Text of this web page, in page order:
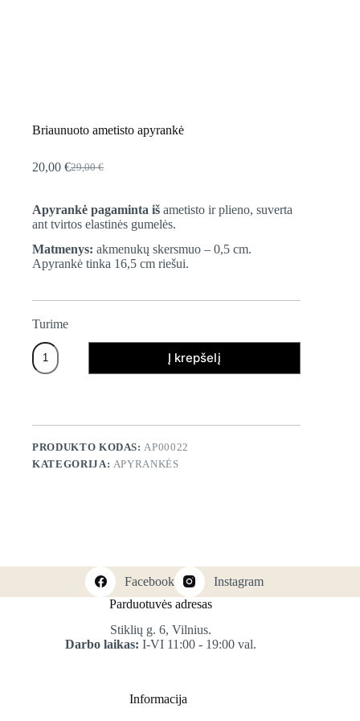
Briaunuoto ametisto apyrankė
29,00€
Original
was:
29,00 €.
20,00 €Current
is:
20,00 €.
Apyrankė pagaminta iš ametisto ir plieno, suverta
ant tvirtos elastinės gumelės.
Matmenys: akmenukų skersmuo – 0,5 cm.
Apyrankė tinka 16,5 cm riešui.
Turime
Kiekis
Į krepšelį
PRODUKTO KODAS: AP00022
KATEGORIJA: APYRANKĖS
Facebook
Instagram
Parduotuvės adresas
Stiklių g. 6, Vilnius.
Darbo laikas:I-VI 11:00 - 19:00 val.
Informacija